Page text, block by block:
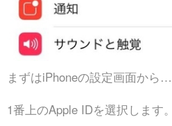
まずはiPhoneの設定画面から…
1番上のApple IDを選択します。